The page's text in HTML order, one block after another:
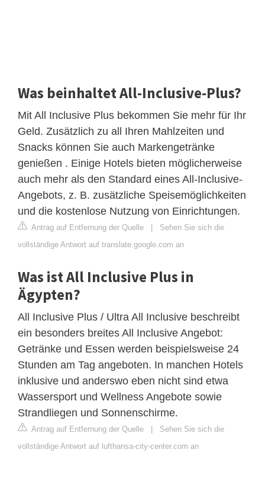
Was beinhaltet All-Inclusive-Plus?
Mit All Inclusive Plus bekommen Sie mehr für Ihr
Geld. Zusätzlich zu all Ihren Mahlzeiten und
Snacks können Sie auch Markengetränke
genießen . Einige Hotels bieten möglicherweise
auch mehr als den Standard eines All-Inclusive-
Angebots, z. B. zusätzliche Speisemöglichkeiten
und die kostenlose Nutzung von Einrichtungen.
Antrag auf Entfernung der Quelle
Sehen Sie sich die
vollständige Antwort auf translate.google.com an
Was ist All Inclusive Plus in
Ägypten?
All Inclusive Plus / Ultra All Inclusive beschreibt
ein besonders breites All Inclusive Angebot:
Getränke und Essen werden beispielsweise 24
Stunden am Tag angeboten. In manchen Hotels
inklusive und anderswo eben nicht sind etwa
Wassersport und Wellness Angebote sowie
Strandliegen und Sonnenschirme.
Antrag auf Entfernung der Quelle
Sehen Sie sich die
vollständige Antwort auf lufthansa-city-center.com an